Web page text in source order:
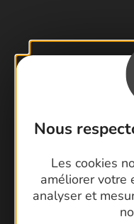
Nous
Les cookies
améliorer votre
analyser et